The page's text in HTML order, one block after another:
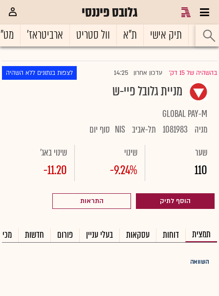
גלובס פיננסי
ראשי תיק אישי ת"א וול סטריט ארביטראז'
בהשהיה של 15 דק' |עדכון אחרון 14:25 לצפות בנתונים ללא השהיה
מניית גלובל פיי-ש
GLOBAL PAY-M
מניה
1081983 תל-אביב NIS סוף יום
שער
110
שינוי
-9.24%
שינוי באג'
-11.20
הוסף לתיק התראות
תמצית דוחות עסקאות בעלי עניין פורום חדשות
השוואה